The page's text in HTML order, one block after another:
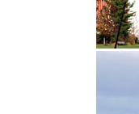
Морда